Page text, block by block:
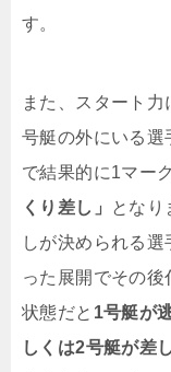
す。
また、スタート
号艇の外にいる選
で結果的に1マー
くり差し」
となり
しが決められる
った展開でその
状態だと 1号艇が
しくは2号艇が差